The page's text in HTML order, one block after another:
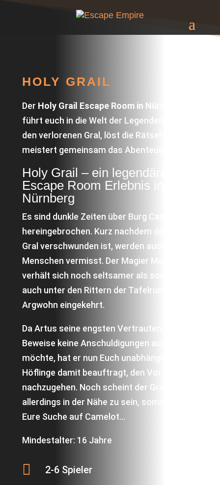
HOLY GRAIL
Der Holy Grail Escape Room in Nürnberg
führt euch in die Welt der Legenden – findet
den verlorenen Gral, löst die Rätsel und
meistert gemeinsam das Abenteuer!
Holy Grail – ein legendäres
Escape Room Erlebnis in
Nürnberg
Es sind dunkle Zeiten über Burg Camelot
hereingebrochen. Kurz nachdem der heilige
Gral verschwunden ist, werden auch
Menschen vermisst. Der Magier Merlin
verhält sich noch seltsamer als sonst und
auch unter den Rittern der Tafelrunde ist
Argwohn eingekehrt.
Da Artus seine engsten Vertrauten ohne
Beweise keine Anschuldigungen aussetzen
möchte, hat er nun Euch unabhängige
Höflinge damit beauftragt, den Vorfällen
nachzugehen. Noch scheint der Gral
allerdings in der Nähe zu sein, somit beginnt
Eure Suche auf Camelot…
Mindestalter: 16 Jahre
 2-6 Spieler